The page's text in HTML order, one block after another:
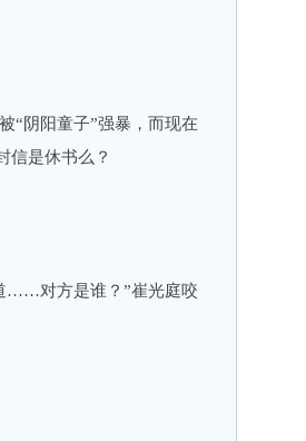
阴阳童子”强暴，而现在
信是休书么？
……对方是谁？”崔光庭咬